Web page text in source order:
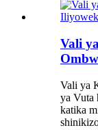
Vali
Vali ya
ya Vuta
katika